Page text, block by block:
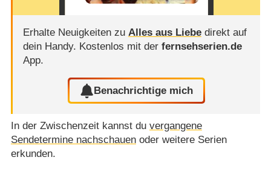
Erhalte Neuigkeiten zu Alles aus Liebedirekt auf
dein Handy. Kostenlos mit der fernsehserien.de
App.
Benachrichtige mich
In der Zwischenzeit kannst du vergangene
Sendetermine nachschauenoder weitere Serien
erkunden.